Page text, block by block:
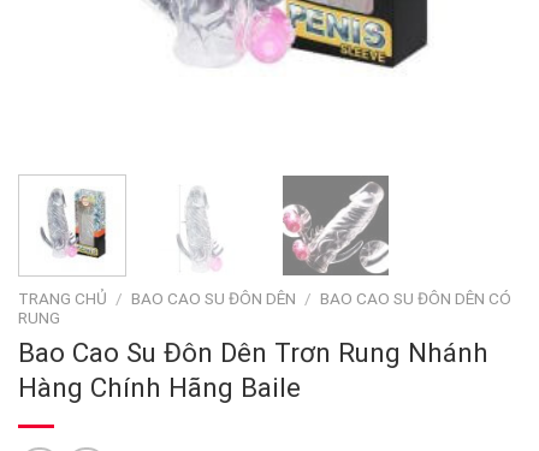
TRANG CHỦ / BAO CAO SU ĐÔN DÊN / BAO CAO SU ĐÔN DÊN CÓ
RUNG
Bao Cao Su Đôn Dên Trơn Rung Nhánh
Hàng Chính Hãng Baile